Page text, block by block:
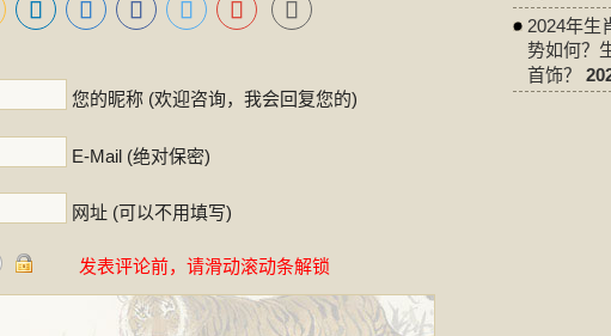
您的昵称 (欢迎咨询，我会回复您的)
E-Mail (绝对保密)
网址 (可以不用填写)
发表评论前，请滑动滚动条解锁
2024年生
势如何？
首饰？